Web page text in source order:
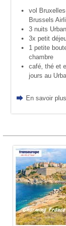
vol
Brussels
3 nuits
3x petit
1 petite
chambre
café, thé et
jours au
En savoir plus